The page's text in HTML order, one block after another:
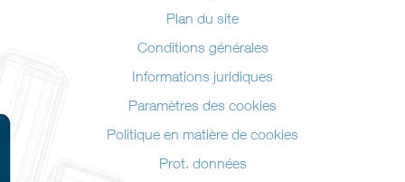
Plan du site
Conditions générales
Informations juridiques
Paramètres des cookies
Politique en matière de cookies
Prot. données